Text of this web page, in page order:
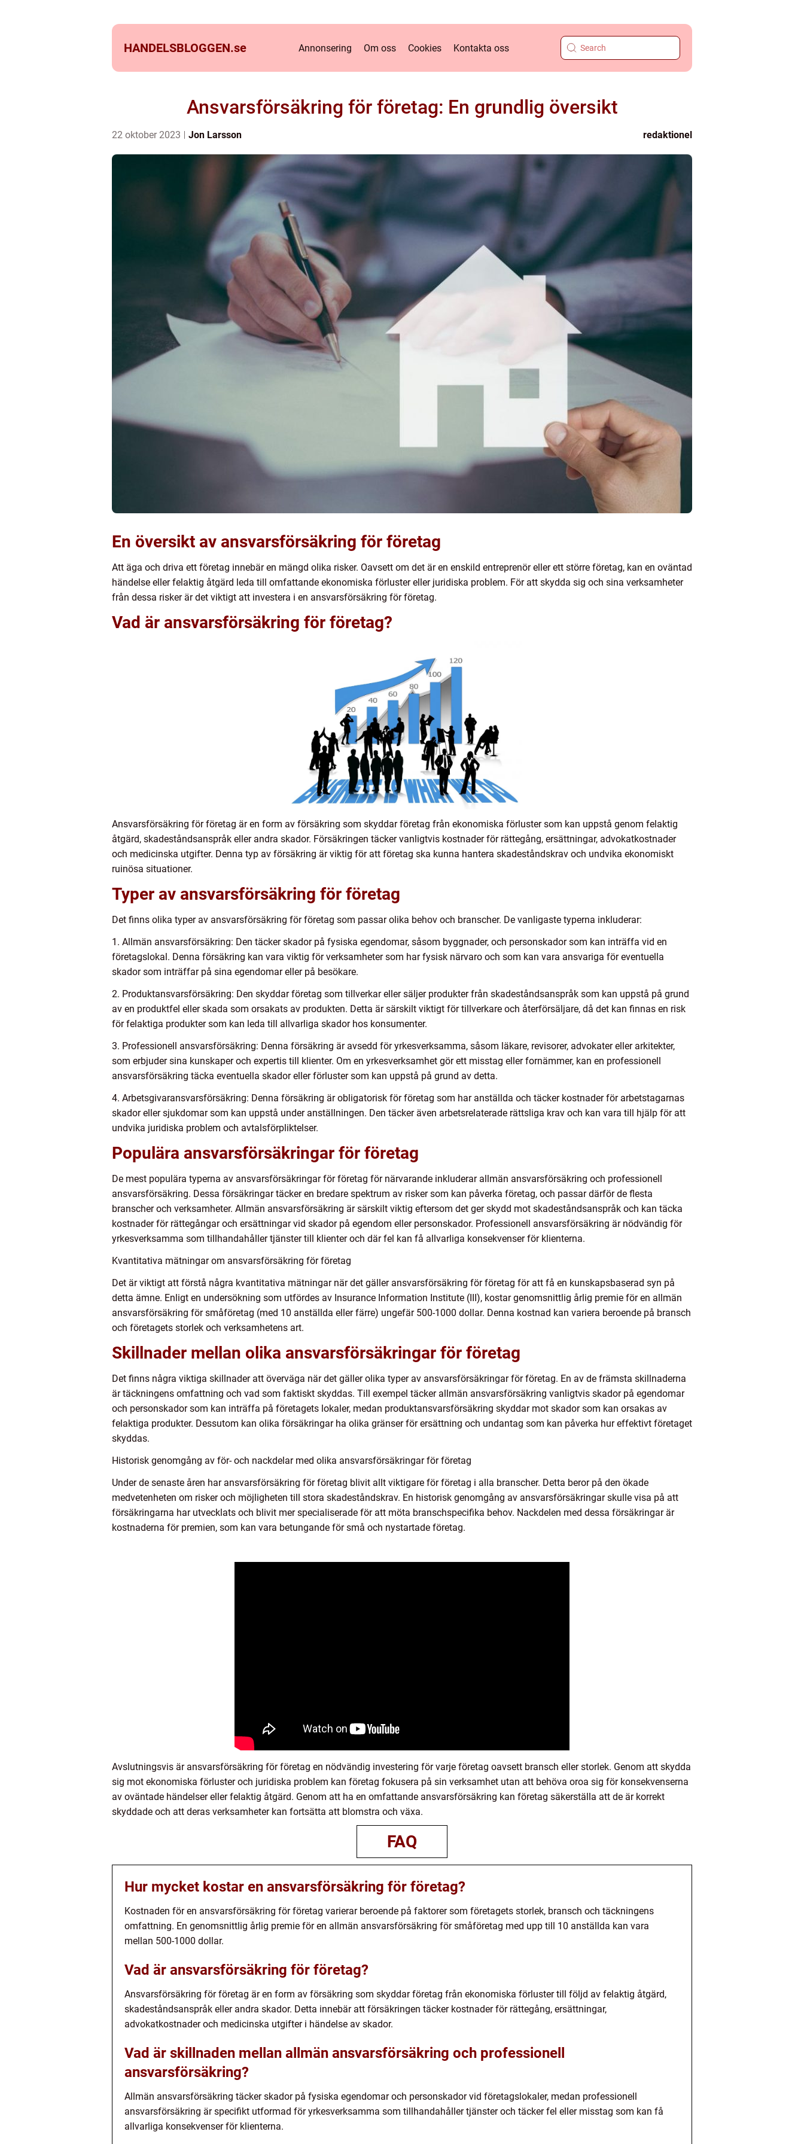
HANDELSBLOGGEN.se Annonsering Om oss Cookies Kontakta oss
Ansvarsförsäkring för företag: En grundlig översikt
22 oktober 2023 Jon Larsson redaktionel
En översikt av ansvarsförsäkring för företag
Att äga och driva ett företag innebär en mängd olika risker. Oavsett om det är en enskild entreprenör eller ett större företag, kan en oväntad
händelse eller felaktig åtgärd leda till omfattande ekonomiska förluster eller juridiska problem. För att skydda sig och sina verksamheter
från dessa risker är det viktigt att investera i en ansvarsförsäkring för företag.
Vad är ansvarsförsäkring för företag?
Ansvarsförsäkring för företag är en form av försäkring som skyddar företag från ekonomiska förluster som kan uppstå genom felaktig
åtgärd, skadeståndsanspråk eller andra skador. Försäkringen täcker vanligtvis kostnader för rättegång, ersättningar, advokatkostnader
och medicinska utgifter. Denna typ av försäkring är viktig för att företag ska kunna hantera skadeståndskrav och undvika ekonomiskt
ruinösa situationer.
Typer av ansvarsförsäkring för företag
Det finns olika typer av ansvarsförsäkring för företag som passar olika behov och branscher. De vanligaste typerna inkluderar:
1. Allmän ansvarsförsäkring: Den täcker skador på fysiska egendomar, såsom byggnader, och personskador som kan inträffa vid en
företagslokal. Denna försäkring kan vara viktig för verksamheter som har fysisk närvaro och som kan vara ansvariga för eventuella
skador som inträffar på sina egendomar eller på besökare.
2. Produktansvarsförsäkring: Den skyddar företag som tillverkar eller säljer produkter från skadeståndsanspråk som kan uppstå på grund
av en produktfel eller skada som orsakats av produkten. Detta är särskilt viktigt för tillverkare och återförsäljare, då det kan finnas en risk
för felaktiga produkter som kan leda till allvarliga skador hos konsumenter.
3. Professionell ansvarsförsäkring: Denna försäkring är avsedd för yrkesverksamma, såsom läkare, revisorer, advokater eller arkitekter,
som erbjuder sina kunskaper och expertis till klienter. Om en yrkesverksamhet gör ett misstag eller fornämmer, kan en professionell
ansvarsförsäkring täcka eventuella skador eller förluster som kan uppstå på grund av detta.
4. Arbetsgivaransvarsförsäkring: Denna försäkring är obligatorisk för företag som har anställda och täcker kostnader för arbetstagarnas
skador eller sjukdomar som kan uppstå under anställningen. Den täcker även arbetsrelaterade rättsliga krav och kan vara till hjälp för att
undvika juridiska problem och avtalsförpliktelser.
Populära ansvarsförsäkringar för företag
De mest populära typerna av ansvarsförsäkringar för företag för närvarande inkluderar allmän ansvarsförsäkring och professionell
ansvarsförsäkring. Dessa försäkringar täcker en bredare spektrum av risker som kan påverka företag, och passar därför de flesta
branscher och verksamheter. Allmän ansvarsförsäkring är särskilt viktig eftersom det ger skydd mot skadeståndsanspråk och kan täcka
kostnader för rättegångar och ersättningar vid skador på egendom eller personskador. Professionell ansvarsförsäkring är nödvändig för
yrkesverksamma som tillhandahåller tjänster till klienter och där fel kan få allvarliga konsekvenser för klienterna.
Kvantitativa mätningar om ansvarsförsäkring för företag
Det är viktigt att förstå några kvantitativa mätningar när det gäller ansvarsförsäkring för företag för att få en kunskapsbaserad syn på
detta ämne. Enligt en undersökning som utfördes av Insurance Information Institute (III), kostar genomsnittlig årlig premie för en allmän
ansvarsförsäkring för småföretag (med 10 anställda eller färre) ungefär 500-1000 dollar. Denna kostnad kan variera beroende på bransch
och företagets storlek och verksamhetens art.
Skillnader mellan olika ansvarsförsäkringar för företag
Det finns några viktiga skillnader att överväga när det gäller olika typer av ansvarsförsäkringar för företag. En av de främsta skillnaderna
är täckningens omfattning och vad som faktiskt skyddas. Till exempel täcker allmän ansvarsförsäkring vanligtvis skador på egendomar
och personskador som kan inträffa på företagets lokaler, medan produktansvarsförsäkring skyddar mot skador som kan orsakas av
felaktiga produkter. Dessutom kan olika försäkringar ha olika gränser för ersättning och undantag som kan påverka hur effektivt företaget
skyddas.
Historisk genomgång av för- och nackdelar med olika ansvarsförsäkringar för företag
Under de senaste åren har ansvarsförsäkring för företag blivit allt viktigare för företag i alla branscher. Detta beror på den ökade
medvetenheten om risker och möjligheten till stora skadeståndskrav. En historisk genomgång av ansvarsförsäkringar skulle visa på att
försäkringarna har utvecklats och blivit mer specialiserade för att möta branschspecifika behov. Nackdelen med dessa försäkringar är
kostnaderna för premien, som kan vara betungande för små och nystartade företag.
Avslutningsvis är ansvarsförsäkring för företag en nödvändig investering för varje företag oavsett bransch eller storlek. Genom att skydda
sig mot ekonomiska förluster och juridiska problem kan företag fokusera på sin verksamhet utan att behöva oroa sig för konsekvenserna
av oväntade händelser eller felaktig åtgärd. Genom att ha en omfattande ansvarsförsäkring kan företag säkerställa att de är korrekt
skyddade och att deras verksamheter kan fortsätta att blomstra och växa.
FAQ
Hur mycket kostar en ansvarsförsäkring för företag?
Kostnaden för en ansvarsförsäkring för företag varierar beroende på faktorer som företagets storlek, bransch och täckningens
omfattning. En genomsnittlig årlig premie för en allmän ansvarsförsäkring för småföretag med upp till 10 anställda kan vara
mellan 500-1000 dollar.
Vad är ansvarsförsäkring för företag?
Ansvarsförsäkring för företag är en form av försäkring som skyddar företag från ekonomiska förluster till följd av felaktig åtgärd,
skadeståndsanspråk eller andra skador. Detta innebär att försäkringen täcker kostnader för rättegång, ersättningar,
advokatkostnader och medicinska utgifter i händelse av skador.
Vad är skillnaden mellan allmän ansvarsförsäkring och professionell
ansvarsförsäkring?
Allmän ansvarsförsäkring täcker skador på fysiska egendomar och personskador vid företagslokaler, medan professionell
ansvarsförsäkring är specifikt utformad för yrkesverksamma som tillhandahåller tjänster och täcker fel eller misstag som kan få
allvarliga konsekvenser för klienterna.